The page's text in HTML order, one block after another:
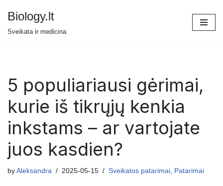
Biology.lt
Sveikata ir medicina
5 populiariausi gėrimai,
kurie iš tikrųjų kenkia
inkstams – ar vartojate
juos kasdien?
by Aleksandra 2025-05-15 Sveikatos patarimai, Patarimai